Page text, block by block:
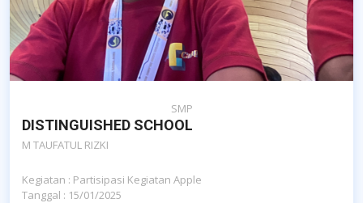
SMP
DISTINGUISHED SCHOOL
M TAUFATUL RIZKI
Kegiatan : Partisipasi Kegiatan Apple
Tanggal : 15/01/2025